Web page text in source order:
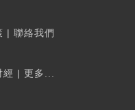
| 聯絡我們
經 | 更多...